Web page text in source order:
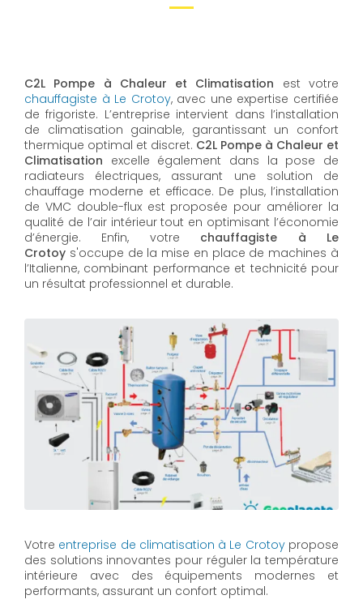
C2L Pompe à Chaleur et Climatisation est votre
chauffagiste à Le Crotoy, avec une expertise certifiée
de frigoriste. L’entreprise intervient dans l’installation
de climatisation gainable, garantissant un confort
thermique optimal et discret. C2L Pompe à Chaleur et
Climatisation excelle également dans la pose de
radiateurs électriques, assurant une solution de
chauffage moderne et efficace. De plus, l’installation
de VMC double-flux est proposée pour améliorer la
qualité de l’air intérieur tout en optimisant l’économie
d’énergie. Enfin, votre chauffagiste à Le
Crotoy s'occupe de la mise en place de machines à
l’Italienne, combinant performance et technicité pour
un résultat professionnel et durable.
Votre entreprise de climatisation à Le Crotoypropose
des solutions innovantes pour réguler la température
intérieure avec des équipements modernes et
performants, assurant un confort optimal.